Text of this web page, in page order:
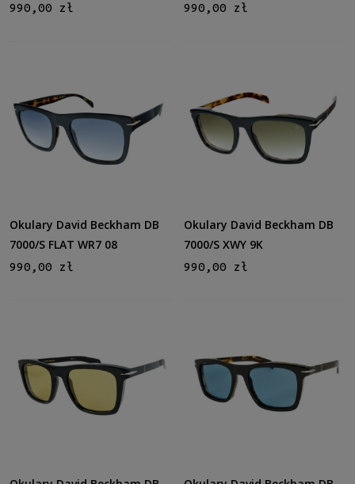
990,00 zł 990,00 zł
Okulary David Beckham DB
7000/S FLAT WR7 08
990,00 zł
Okulary David Beckham DB
7000/S XWY 9K
990,00 zł